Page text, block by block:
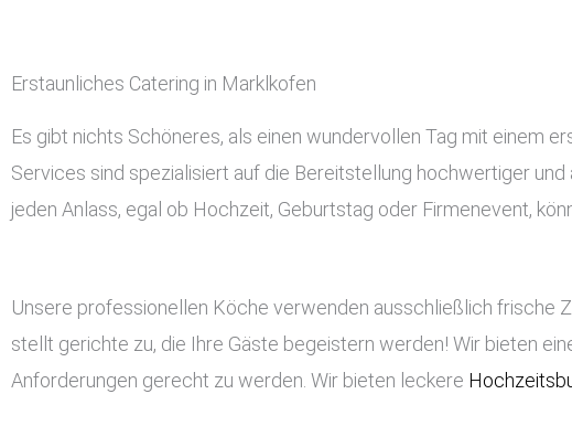
Erstaunliches Catering in Marklkofen
Es gibt nichts Schöneres, als einen wundervollen Tag mit einem
Services sind spezialisiert auf die Bereitstellung hochwertiger
jeden Anlass, egal ob Hochzeit, Geburtstag oder Firmenevent,
Unsere professionellen Köche verwenden ausschließlich frische
stellt gerichte zu, die Ihre Gäste begeistern werden! Wir bieten
Anforderungen gerecht zu werden. Wir bieten leckere